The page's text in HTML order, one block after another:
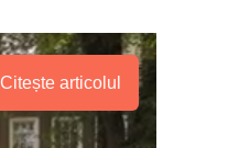
Citește articolul